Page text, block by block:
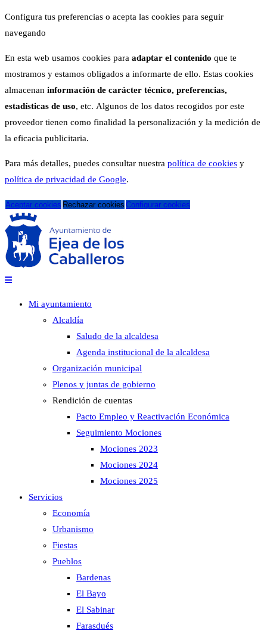
Configura tus preferencias o acepta las cookies para seguir
navegando
En esta web usamos cookies para adaptar el contenido que te
mostramos y estamos obligados a informarte de ello. Estas cookies
almacenan información de carácter técnico, preferencias,
estadísticas de uso, etc. Algunos de los datos recogidos por este
proveedor tienen como finalidad la personalización y la medición de
la eficacia publicitaria.
Para más detalles, puedes consultar nuestra política de cookies y
política de privacidad de Google.
Aceptar cookies Rechazar cookies Configurar cookies
Mi ayuntamiento
Alcaldía
Saludo de la alcaldesa
Agenda institucional de la alcaldesa
Organización municipal
Plenos y juntas de gobierno
Rendición de cuentas
Pacto Empleo y Reactivación Económica
Seguimiento Mociones
Mociones 2023
Mociones 2024
Mociones 2025
Servicios
Economía
Urbanismo
Fiestas
Pueblos
Bardenas
El Bayo
El Sabinar
Farasdués